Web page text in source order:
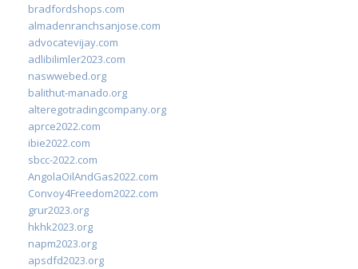
bradfordshops.com
almadenranchsanjose.com
advocatevijay.com
adlibilimler2023.com
naswwebed.org
balithut-manado.org
alteregotradingcompany.org
aprce2022.com
ibie2022.com
sbcc-2022.com
AngolaOilAndGas2022.com
Convoy4Freedom2022.com
grur2023.org
hkhk2023.org
napm2023.org
apsdfd2023.org